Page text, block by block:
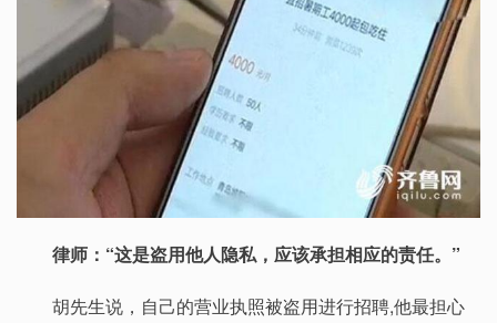
律师：“这是盗用他人隐私，应该承担相应的责任。”
胡先生说，自己的营业执照被盗用进行招聘,他最担心